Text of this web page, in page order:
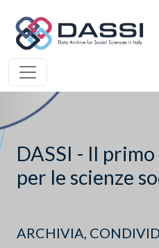
DASSI - Il
per le scienze
ARCHIVIA,